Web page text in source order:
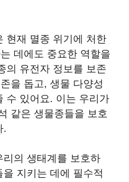
현재 멸종 위기에 처한
데에도 중요한 역할을
의 유전자 정보를 보존
을 돕고, 생물 다양성
수 있어요. 이는 우리가
같은 생물종들을 보호
.
리의 생태계를 보호하
지키는 데에 필수적